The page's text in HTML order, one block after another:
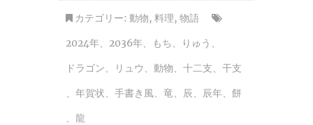
カテゴリー: 動物, 料理, 物語
2024年、 2036年、 もち 、 りゅう 、
ドラゴン、 リュウ 、 動物、 十二支、 干支
、 年賀状、 手書き風、 竜、 辰、 辰年、 餅
、 龍